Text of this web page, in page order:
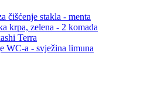
čišćenje stakla - menta
krpa, zelena - 2 komada
Terra
WC-a - svježina limuna